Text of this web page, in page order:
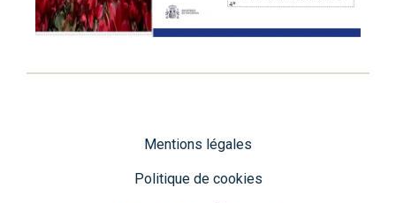
Mentions légales
Politique de cookies